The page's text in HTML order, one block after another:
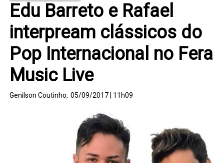
Edu Barreto e Rafael
interpream clássicos do
Pop Internacional no Fera
Music Live
Genilson Coutinho, 05/09/2017 | 11h09